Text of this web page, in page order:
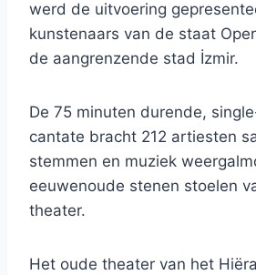
werd de uitvoering
kunstenaars van de staat
de aangrenzende stad İzmir.
De 75 minuten durende,
cantate bracht 212 artiesten
stemmen en muziek
eeuwenoude stenen stoelen
theater.
Het oude theater van het